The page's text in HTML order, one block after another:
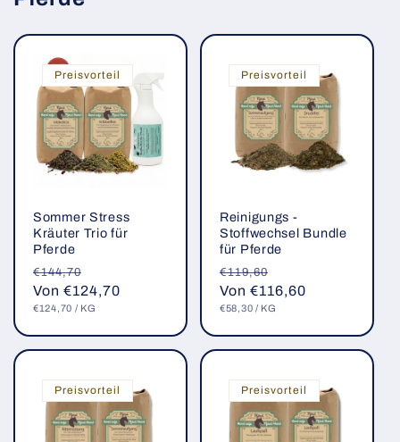
Preisvorteil
Sommer Stress
Kräuter Trio für
Pferde
Normaler
Preis
€144,70
Von €124,70
GRUNDPREIS
€124,70 / PRO
KG
Preisvorteil
Reinigungs -
Stoffwechsel Bundle
für Pferde
Normaler
Preis
€119,60
Von €116,60
GRUNDPREIS
€58,30 / PRO
KG
Preisvorteil Preisvorteil